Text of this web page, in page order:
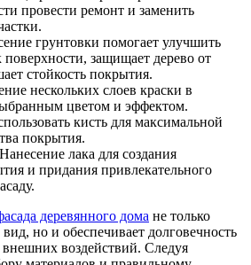
провести ремонт и заменить
грунтовки помогает улучшить
поверхности, защищает дерево от
стойкость покрытия.
нескольких слоев краски в
цветом и эффектом.
кисть для максимальной
покрытия.
лака для создания
и придания привлекательного
деревянного дома не только
но и обеспечивает долговечность
воздействий. Следуя